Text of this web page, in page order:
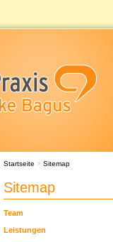
Startseite > Sitemap
Sitemap
Team
Leistungen